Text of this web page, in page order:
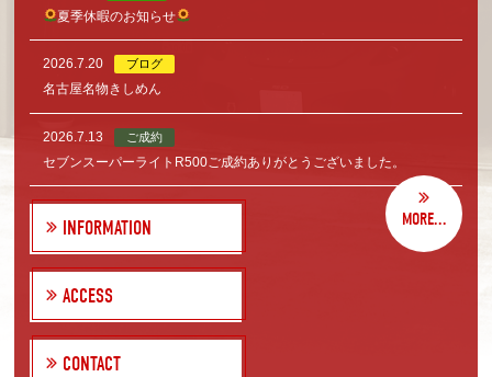
夏季休暇のお知らせ
2026.7.20 ブログ
名古屋名物きしめん
2026.7.13 ご成約
セブンスーパーライトR500ご成約ありがとうございました。
MORE...
INFORMATION
ACCESS
CONTACT